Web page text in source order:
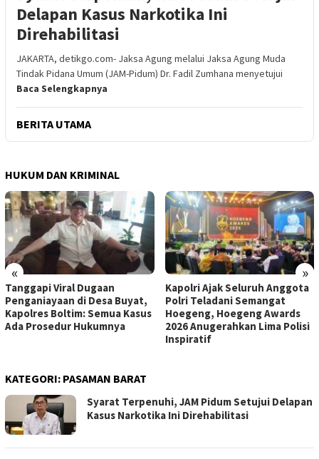
Delapan Kasus Narkotika Ini
Direhabilitasi
JAKARTA, detikgo.com- Jaksa Agung melalui Jaksa Agung Muda
Tindak Pidana Umum (JAM-Pidum) Dr. Fadil Zumhana menyetujui
Baca Selengkapnya
BERITA UTAMA
HUKUM DAN KRIMINAL
« »
Tanggapi Viral Dugaan
Penganiayaan di Desa Buyat,
Kapolres Boltim: Semua Kasus
Ada Prosedur Hukumnya
Kapolri Ajak Seluruh Anggota
Polri Teladani Semangat
Hoegeng, Hoegeng Awards
2026 Anugerahkan Lima Polisi
Inspiratif
KATEGORI: PASAMAN BARAT
Syarat Terpenuhi, JAM Pidum Setujui Delapan
Kasus Narkotika Ini Direhabilitasi